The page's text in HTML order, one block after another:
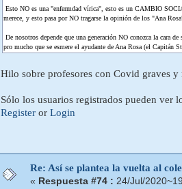
Esto NO es una "enfermdad vírica", esto es un CAMBIO
merece, y esto pasa por NO tragarse la opinión de los "Ana
De nosotros depende que una generación NO conozca la
pro mucho que se esmere el ayudante de Ana Rosa (el
Hilo sobre profesores con Covid graves y
Sólo los usuarios registrados pueden ver
Register or Login
Re: Así se plantea la vuelta al
« Respuesta #74 : 24/Jul/